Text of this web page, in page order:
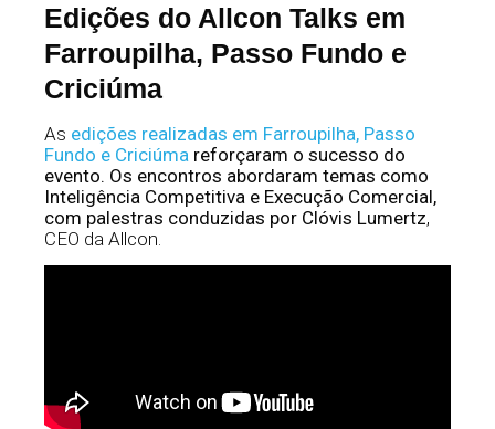
Edições do Allcon Talks em
Farroupilha, Passo Fundo e
Criciúma
As edições realizadas em Farroupilha, Passo
Fundo e Criciúma reforçaram o sucesso do
evento. Os encontros abordaram temas como
Inteligência Competitiva e Execução Comercial,
com palestras conduzidas por Clóvis Lumertz,
CEO da Allcon.